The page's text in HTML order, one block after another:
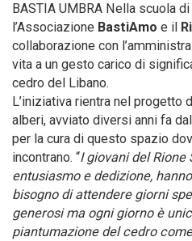
BASTIA UMBRA Nella scuola
l’Associazione BastiAmo e il
collaborazione con
vita a un gesto carico di
cedro del Libano.
L’iniziativa rientra nel
alberi, avviato diversi anni fa
per la cura di questo spazio
incontrano. “I giovani del Rione
entusiasmo e dedizione,
bisogno di attendere giorni
generosi ma ogni giorno è
piantumazione del cedro